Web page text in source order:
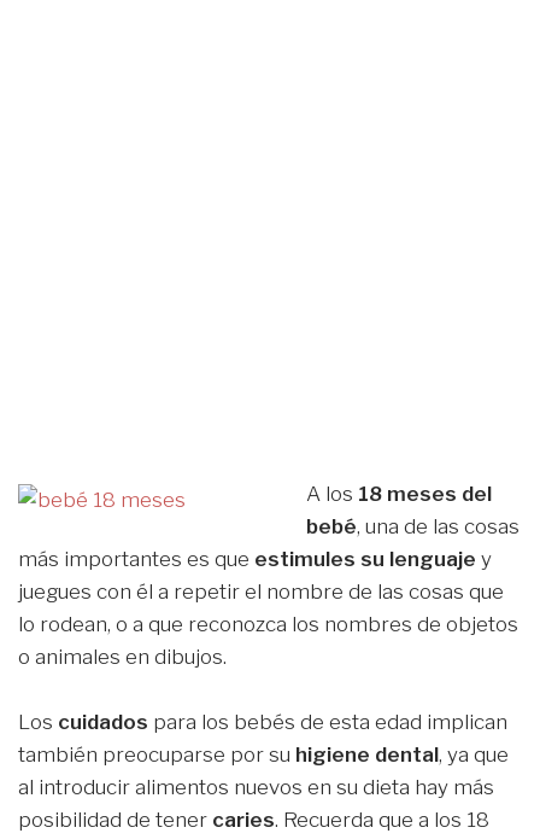
A los 18 meses del
bebé, una de las cosas
más importantes es que estimules su lenguaje y
juegues con él a repetir el nombre de las cosas que
lo rodean, o a que reconozca los nombres de objetos
o animales en dibujos.
Los cuidados para los bebés de esta edad implican
también preocuparse por su higiene dental, ya que
al introducir alimentos nuevos en su dieta hay más
posibilidad de tener caries. Recuerda que a los 18